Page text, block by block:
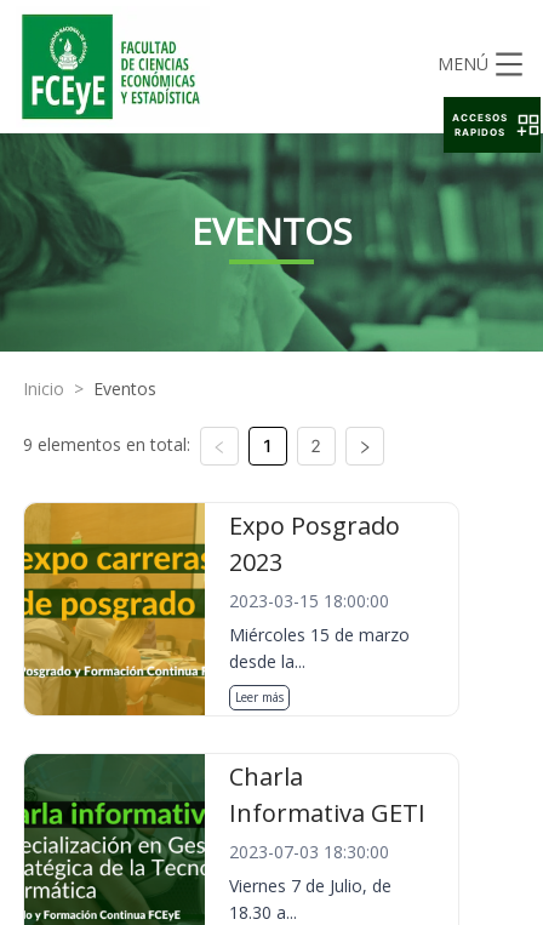
MENÚ
EVENTOS
Inicio > Eventos
9 elementos en total: 1 2
Expo Posgrado
2023
2023-03-15 18:00:00
Miércoles 15 de marzo
desde la...
Leer más
Charla
Informativa GETI
2023-07-03 18:30:00
Viernes 7 de Julio, de
18.30 a...
ACCESOS
RAPIDOS